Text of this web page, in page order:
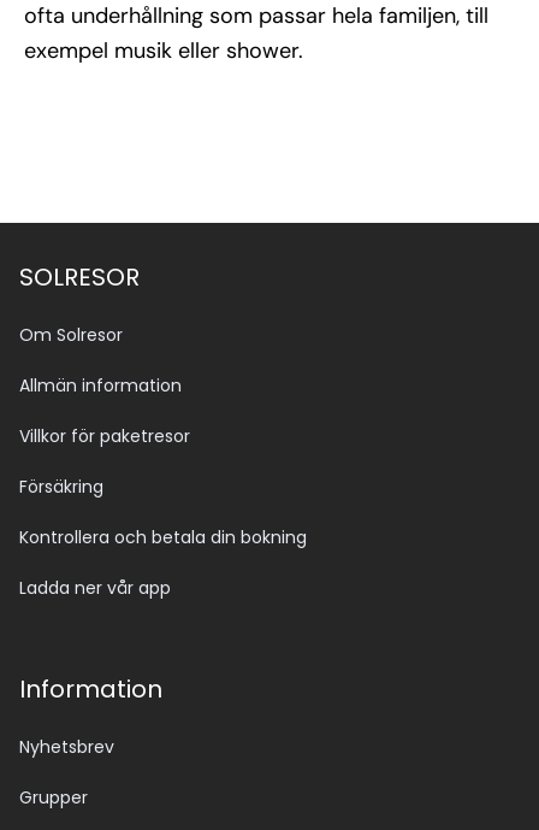
ofta underhållning som passar hela familjen, till
exempel musik eller shower.
SOLRESOR
Om Solresor
Allmän information
Villkor för paketresor
Försäkring
Kontrollera och betala din bokning
Ladda ner vår app
Information
Nyhetsbrev
Grupper